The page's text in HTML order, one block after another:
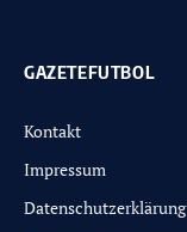
GAZETEFUTBOL
Kontakt
Impressum
Datenschutzerklärung